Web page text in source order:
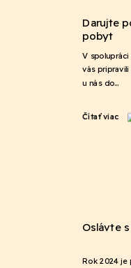
Darujte
pobyt
V spolupráci
vás pripravili
u nás do…
Čítať viac
Oslávte
Rok 2024 je